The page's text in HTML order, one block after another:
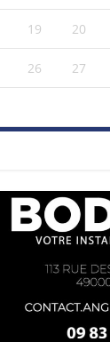
19 20
26 27